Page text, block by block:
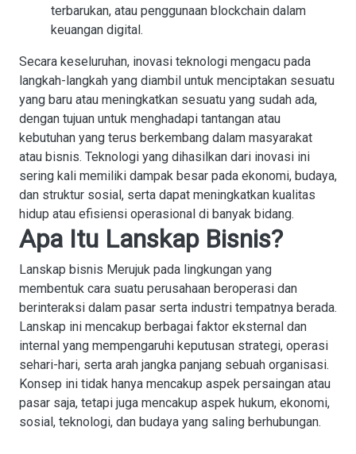
terbarukan, atau penggunaan blockchain dalam
keuangan digital.
Secara keseluruhan, inovasi teknologi mengacu pada
langkah-langkah yang diambil untuk menciptakan sesuatu
yang baru atau meningkatkan sesuatu yang sudah ada,
dengan tujuan untuk menghadapi tantangan atau
kebutuhan yang terus berkembang dalam masyarakat
atau bisnis. Teknologi yang dihasilkan dari inovasi ini
sering kali memiliki dampak besar pada ekonomi, budaya,
dan struktur sosial, serta dapat meningkatkan kualitas
hidup atau efisiensi operasional di banyak bidang.
Apa Itu Lanskap Bisnis?
Lanskap bisnis Merujuk pada lingkungan yang
membentuk cara suatu perusahaan beroperasi dan
berinteraksi dalam pasar serta industri tempatnya berada.
Lanskap ini mencakup berbagai faktor eksternal dan
internal yang mempengaruhi keputusan strategi, operasi
sehari-hari, serta arah jangka panjang sebuah organisasi.
Konsep ini tidak hanya mencakup aspek persaingan atau
pasar saja, tetapi juga mencakup aspek hukum, ekonomi,
sosial, teknologi, dan budaya yang saling berhubungan.